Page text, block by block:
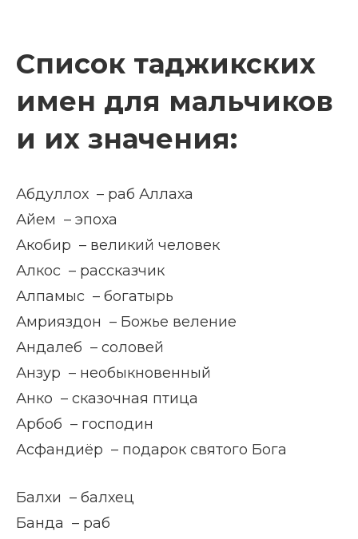
Список таджикских
имен для мальчиков
и их значения:
Абдуллох – раб Аллаха
Айем – эпоха
Акобир – великий человек
Алкос – рассказчик
Алпамыс – богатырь
Амрияздон – Божье веление
Андалеб – соловей
Анзур – необыкновенный
Анко – сказочная птица
Арбоб – господин
Асфандиёр – подарок святого Бога
Балхи – балхец
Банда – раб